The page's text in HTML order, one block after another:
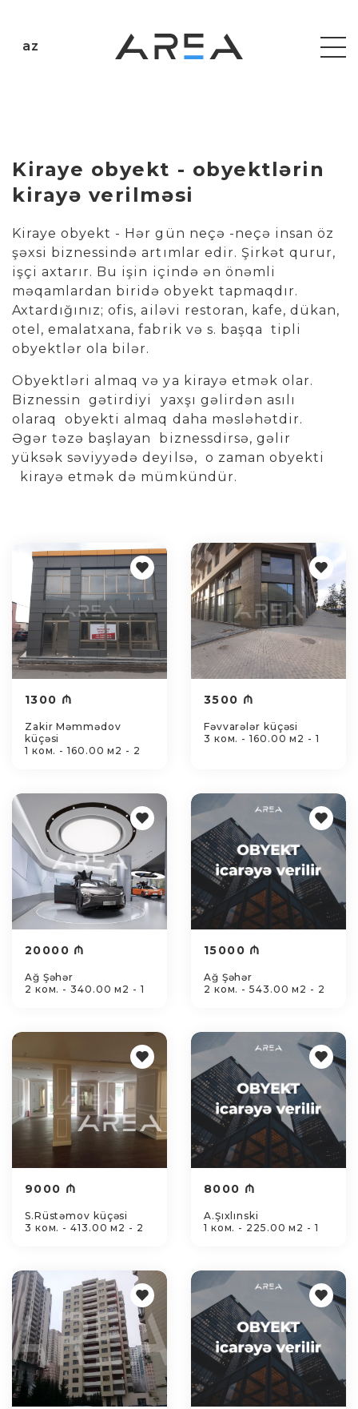
az
Kiraye obyekt - obyektlərin
kirayə verilməsi
Kiraye obyekt - Hər gün neçə -neçə insan öz
şəxsi biznessində artımlar edir. Şirkət qurur,
işçi axtarır. Bu işin içində ən önəmli
məqamlardan biridə obyekt tapmaqdır.
Axtardığınız; ofis, ailəvi restoran, kafe, dükan,
otel, emalatxana, fabrik və s. başqa tipli
obyektlər ola bilər.
Obyektləri almaq və ya kirayə etmək olar.
Biznessin gətirdiyi yaxşı gəlirdən asılı
olaraq obyekti almaq daha məsləhətdir.
Əgər təzə başlayan biznessdirsə, gəlir
yüksək səviyyədə deyilsə, o zaman obyekti
kirayə etmək də mümkündür.
1300 ₼
Zakir Məmmədov
küçəsi
1 ком. - 160.00 м2 - 2
3500 ₼
Fəvvarələr küçəsi
3 ком. - 160.00 м2 - 1
20000 ₼
Ağ Şəhər
2 ком. - 340.00 м2 - 1
15000 ₼
Ağ Şəhər
2 ком. - 543.00 м2 - 2
9000 ₼
S.Rüstəmov küçəsi
3 ком. - 413.00 м2 - 2
8000 ₼
A.Şıxlınski
1 ком. - 225.00 м2 - 1